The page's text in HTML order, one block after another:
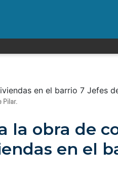
Pilar.
la obra de
en el